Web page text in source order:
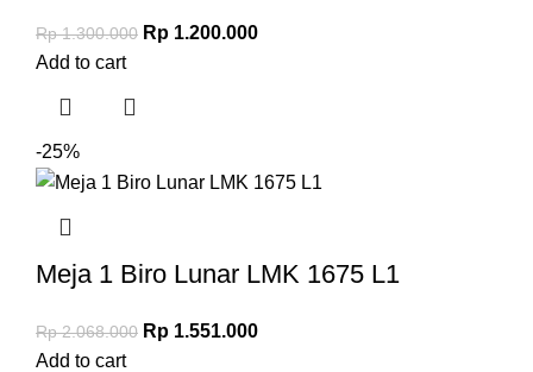
Rp1.300.000 Rp 1.200.000
Add to cart
-25%
Meja 1 Biro Lunar LMK 1675 L1
Rp2.068.000 Rp 1.551.000
Add to cart